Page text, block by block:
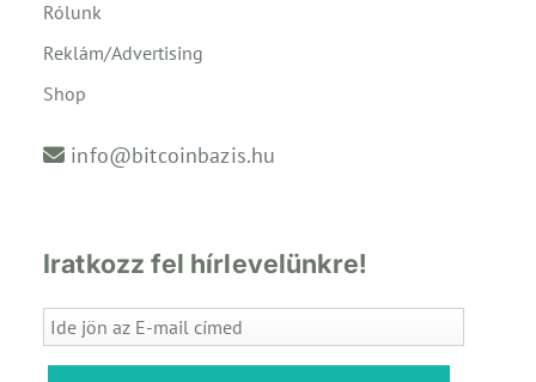
Rólunk
Reklám/Advertising
Shop
info@bitcoinbazis.hu
Iratkozz fel hírlevelünkre!